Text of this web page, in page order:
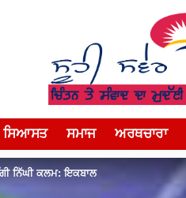
ਸਿਆਸਤ ਸਮਾਜ ਅਰਥਚਾਰਾ
ਨਿੱਘੀ ਕਲਮ: ਇਕਬਾਲ